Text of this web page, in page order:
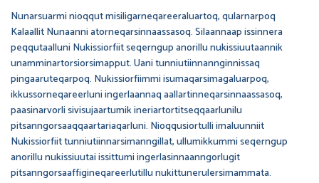
Nunarsuarmi nioqqut misiligarneqareeraluartoq, qularnarpoq
Kalaallit Nunaanni atorneqarsinnaassasoq. Silaannaap issinnera
peqqutaalluni Nukissiorfiit seqerngup anorillu nukissiuutaannik
unamminartorsiorsimapput. Uani tunniutiinnannginnissaq
pingaaruteqarpoq. Nukissiorfiimmi isumaqarsimagaluarpoq,
ikkussorneqareerluni ingerlaannaq aallartinneqarsinnaassasoq,
paasinarvorli sivisujaartumik ineriartortitseqqaarlunilu
pitsanngorsaaqqaartariaqarluni. Nioqqusiortulli imaluunniit
Nukissiorfiit tunniutiinnarsimanngillat, ullumikkummi seqerngup
anorillu nukissiuutai issittumi ingerlasinnaanngorlugit
pitsanngorsaaffigineqareerlutillu nukittunerulersimammata.